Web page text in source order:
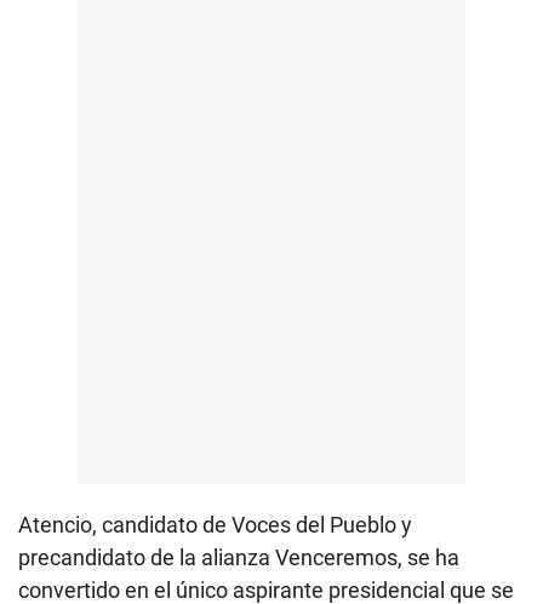
Atencio, candidato de Voces del Pueblo y
precandidato de la alianza Venceremos, se ha
convertido en el único aspirante presidencial que se